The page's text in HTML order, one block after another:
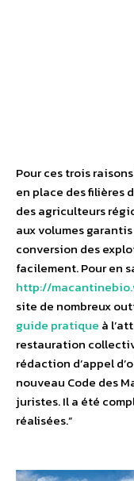
Pour ces trois
en place des filières
des agriculteurs
aux volumes
conversion des
facilement. Pour en
http://
site de nombreux
guide pratique à
restauration
rédaction d’appel
nouveau Code des
juristes. Il a été
réalisées.”